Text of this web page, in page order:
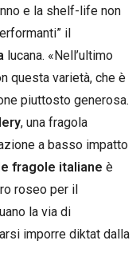
e la shelf-life non
il
lucana. «Nell’ultimo
questa varietà, che è
piuttosto generosa.
, una fragola
a basso impatto
fragole italiane è
roseo per il
la via di
imporre diktat dalla